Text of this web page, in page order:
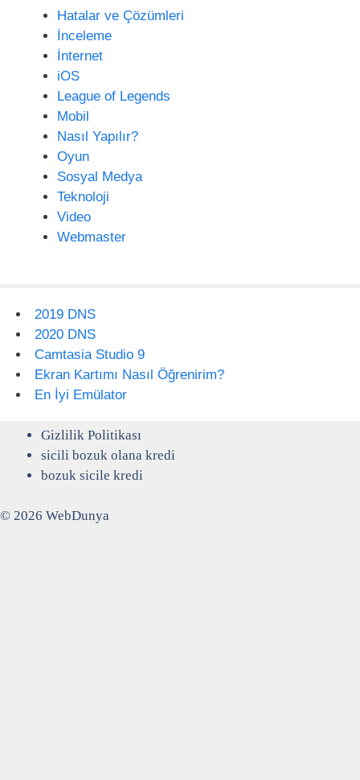
Hatalar ve Çözümleri
İnceleme
İnternet
iOS
League of Legends
Mobil
Nasıl Yapılır?
Oyun
Sosyal Medya
Teknoloji
Video
Webmaster
2019 DNS
2020 DNS
Camtasia Studio 9
Ekran Kartımı Nasıl Öğrenirim?
En İyi Emülator
Gizlilik Politikası
sicili bozuk olana kredi
bozuk sicile kredi
© 2026 WebDunya